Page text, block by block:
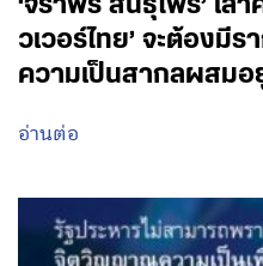
‘จิราพร สินธุไพร’ เล่
วเวอร์ไทย’ จะต้องมี
ความเป็นสากลผสมอ
อ่านต่อ